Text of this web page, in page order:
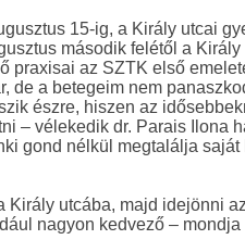
15-ig, a Király utcai
második felétől a
praxisai az SZTK első
a betegeim nem
észre, hiszen az
– vélekedik dr. Parais Ilona
gond nélkül megtalálja saját
utcába, majd idejönni
nagyon kedvező – mondja